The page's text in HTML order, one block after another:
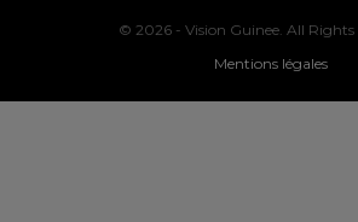
© 2026 - Vision Guinee. All Rights
Mentions légales